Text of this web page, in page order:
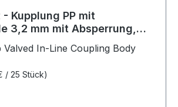
- Kupplung PP mit
3,2 mm mit Absperrung,
Valved In-Line Coupling Body
/ 25 Stück)